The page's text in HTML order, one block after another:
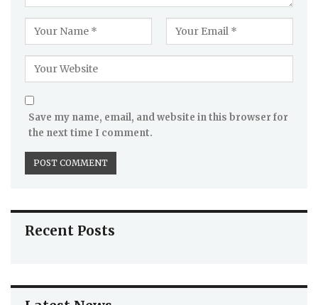
Save my name, email, and website in this browser for
the next time I comment.
Recent Posts